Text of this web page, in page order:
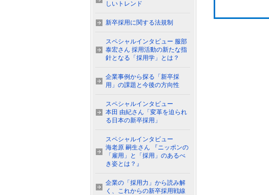
しいトレンド
新卒採用に関する法規制
スペシャルインタビュー 服部
泰宏さん 採用活動の新たな指
針となる「採用学」とは？
企業事例から探る「新卒採
用」の課題と今後の方向性
スペシャルインタビュー
本田 由紀さん「変革を迫られ
る日本の新卒採用」
スペシャルインタビュー
海老原 嗣生さん 『ニッポンの
「雇用」と「採用」のあるべ
き姿とは？』
企業の「採用力」から読み解
く、これからの新卒採用戦線